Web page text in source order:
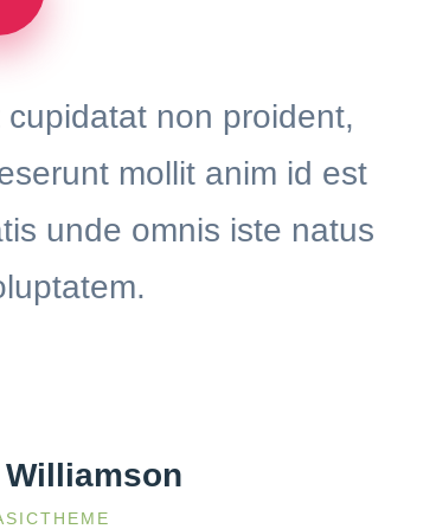
non proident,
mollit anim id est
unde omnis iste natus